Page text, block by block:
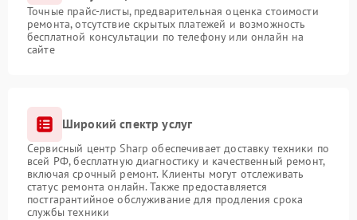
Точные прайс-листы, предварительная оценка стоимости
ремонта, отсутствие скрытых платежей и возможность
бесплатной консультации по телефону или онлайн на
сайте
Широкий спектр услуг
Сервисный центр Sharp обеспечивает доставку техники по
всей РФ, бесплатную диагностику и качественный ремонт,
включая срочный ремонт. Клиенты могут отслеживать
статус ремонта онлайн. Также предоставляется
постгарантийное обслуживание для продления срока
службы техники